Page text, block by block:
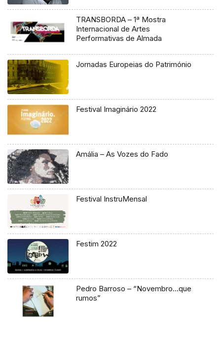
TRANSBORDA – 1ª Mostra
Internacional de Artes
Performativas de Almada
Jornadas Europeias do Património
Festival Imaginário 2022
Amália – As Vozes do Fado
Festival InstruMensal
Festim 2022
Pedro Barroso – “Novembro…que
rumos”